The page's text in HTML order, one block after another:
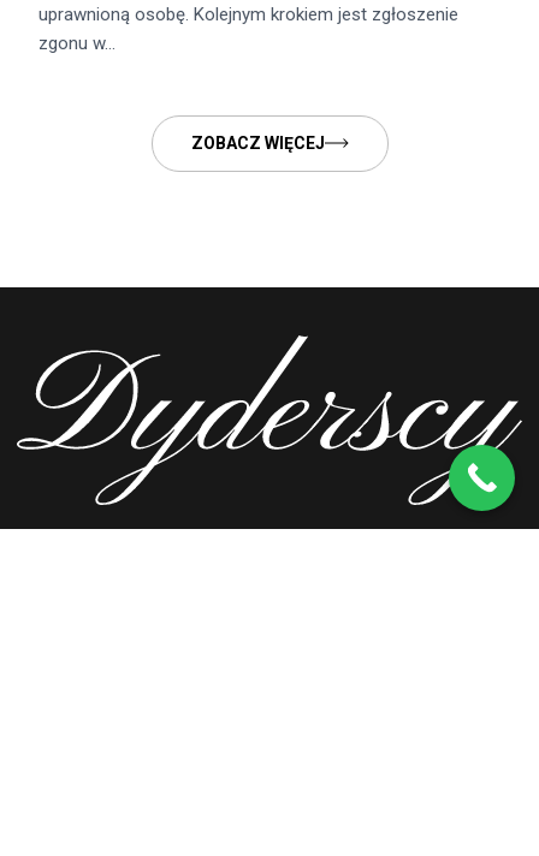
uprawnioną osobę. Kolejnym krokiem jest zgłoszenie
zgonu w…
ZOBACZ WIĘCEJ